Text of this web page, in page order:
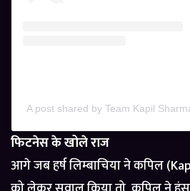
A post shared by Team Kapil
फिटनेस के खोले राज
आगे जब हर्ष लिम्बाचिया ने कपिल